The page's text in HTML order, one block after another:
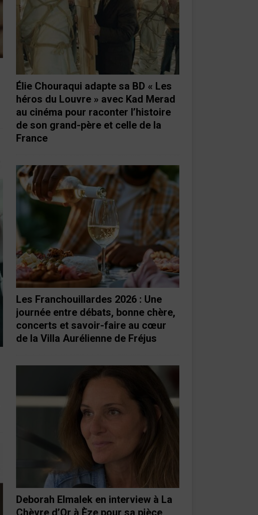
Élie Chouraqui adapte sa BD « Les
héros du Louvre » avec Kad Merad
au cinéma pour raconter l’histoire
de son grand-père et celle de la
France
Les Franchouillardes 2026 : Une
journée entre débats, bonne chère,
concerts et savoir-faire au cœur
de la Villa Aurélienne de Fréjus
Deborah Elmalek en interview à La